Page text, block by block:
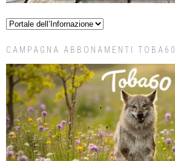
CAMPAGNA ABBONAMENTI TOBA60